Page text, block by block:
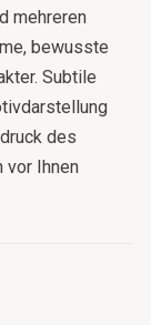
mehreren
bewusste
Subtile
des
vor Ihnen